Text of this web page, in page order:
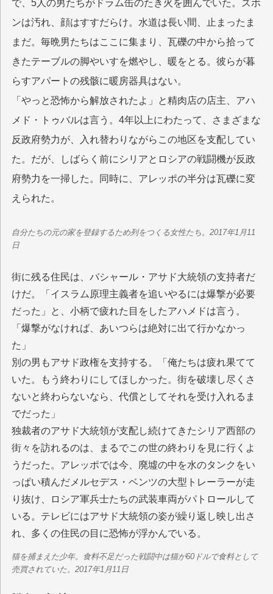
で、5人の男たちがドラム缶のたき火を囲んでいた。ズボ
ンは汚れ、顔はすすだらけ。水道は長い間、止まったま
まだ。毎晩男たちはここに集まり、瓦礫の中から拾って
きたテーブルの脚やいすを燃やし、暖をとる。彼らが暮
らすアパートの残骸に暖房器具はない。
「やっと恐怖から解放されたよ」と精肉店の店主、アハ
メド・トゥバルは言う。4年以上にわたって、さまざまな
反政府勢力が、入れ替わりながらこの地区を支配してい
た。だが、しばらく前にシリアとロシアの戦闘機が反政
府勢力を一掃した。同時に、アレッポの半分は瓦礫に変
えられた。
自分たちの元の家を登録するため列をつくる女性たち。2017年1月11
日
街に残る住民は、バシャール・アサド大統領の支持者だ
けだ。「イスラム原理主義者を追いやるには爆撃が必要
だった」と、小柄で疲れた目をしたアハメドは言う。
「爆撃がなければ、あいつらは絶対に出て行かなかっ
た」
別の男もアサド政権を支持する。「俺たちは疲れ果てて
いた。もう終わりにしてほしかった。街を破壊し尽くさ
ないと終わらないなら、代償としてそれを受け入れるま
でだった」
独裁者のアサド大統領が支配し続けてきたシリア西部の
街々を訪れるのは、まるでこの世の終わりを見に行くよ
うだった。アレッポでは今、廃墟の中を水のタンクをい
っぱい積んだメルセデス・ベンツの大型トレーラーが走
り抜け、ロシア軍兵士たちの武装車両がパトロールして
いる。テレビにはアサド大統領の姿が繰り返し映し出さ
れ、多くの住民の目に恐怖が浮かんでいる。
猫を捕まえた少年。食料不足だった戦闘中は猫が60ドルで食料として
売買されていた。2017年1月11日